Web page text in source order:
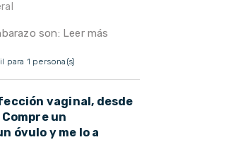
son: Leer más
para 1 persona(s)
vaginal, desde
un
óvulo y me lo a